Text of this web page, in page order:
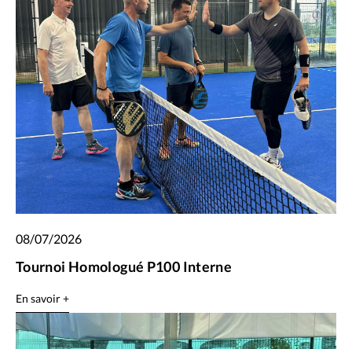
08/07/2026
Tournoi Homologué P100 Interne
En savoir +